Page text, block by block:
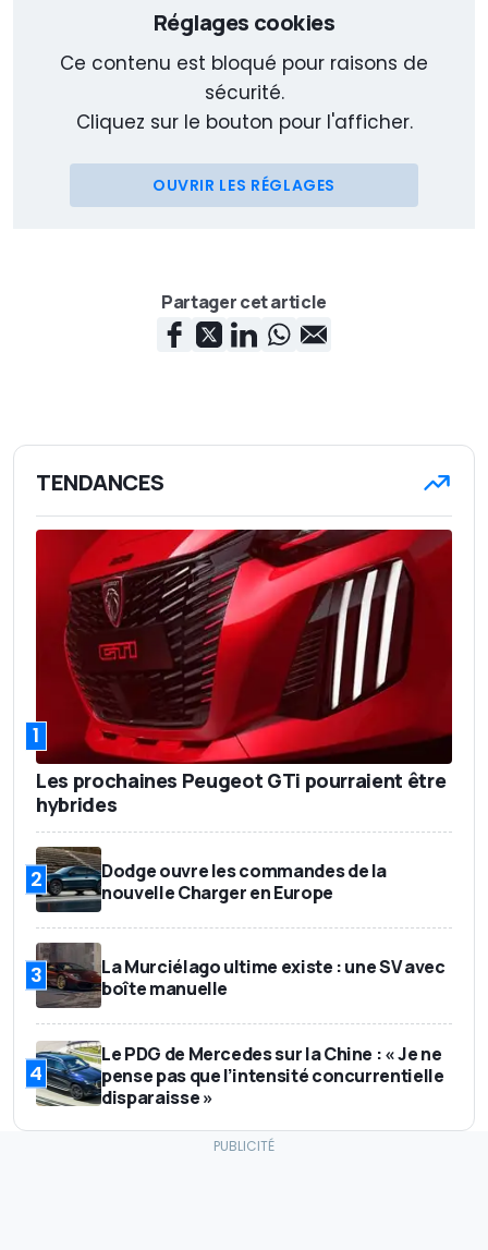
Réglages cookies
Ce contenu est bloqué pour raisons de
sécurité.
Cliquez sur le bouton pour l'afficher.
OUVRIR LES RÉGLAGES
Partager cet article
TENDANCES
1
Les prochaines Peugeot GTi pourraient être
hybrides
2
Dodge ouvre les commandes de la
nouvelle Charger en Europe
3
La Murciélago ultime existe : une SV avec
boîte manuelle
4
Le PDG de Mercedes sur la Chine : « Je ne
pense pas que l’intensité concurrentielle
disparaisse »